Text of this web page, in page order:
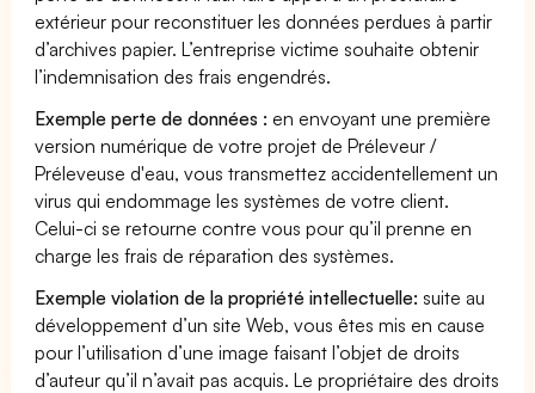
extérieur pour reconstituer les données perdues à partir
d’archives papier. L’entreprise victime souhaite obtenir
l’indemnisation des frais engendrés.
Exemple perte de données : en envoyant une première
version numérique de votre projet de Préleveur /
Préleveuse d'eau, vous transmettez accidentellement un
virus qui endommage les systèmes de votre client.
Celui-ci se retourne contre vous pour qu’il prenne en
charge les frais de réparation des systèmes.
Exemple violation de la propriété intellectuelle: suite au
développement d’un site Web, vous êtes mis en cause
pour l’utilisation d’une image faisant l’objet de droits
d’auteur qu’il n’avait pas acquis. Le propriétaire des droits